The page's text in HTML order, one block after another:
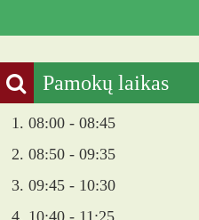
Pamokų laikas
1. 08:00 - 08:45
2. 08:50 - 09:35
3. 09:45 - 10:30
4. 10:40 - 11:25